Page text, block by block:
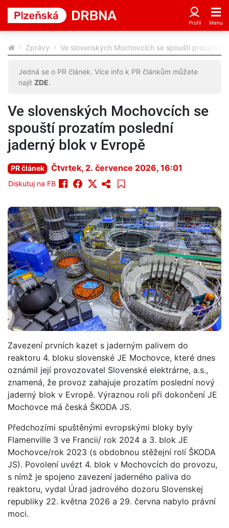
Zprávy Ve slovenských Mochovcích se spouští prozatím
Jedná se o PR článek. Více info k PR článkům můžete
najít ZDE.
Ve slovenských Mochovcích se
spouští prozatím poslední
jaderný blok v Evropě
PR článek Čtvrtek, 2. července 2026, 16:01
Diskutuj na FB
Zavezení prvních kazet s jaderným palivem do
reaktoru 4. bloku slovenské JE Mochovce, které dnes
oznámil její provozovatel Slovenské elektrárne, a.s.,
znamená, že provoz zahajuje prozatím poslední nový
jaderný blok v Evropě. Výraznou roli při dokončení JE
Mochovce má česká ŠKODA JS.
Předchozími spuštěnými evropskými bloky byly
Flamenville 3 ve Francii/ rok 2024 a 3. blok JE
Mochovce/rok 2023 (s obdobnou stěžejní rolí ŠKODA
JS). Povolení uvézt 4. blok v Mochovcích do provozu,
s nímž je spojeno zavezení jaderného paliva do
reaktoru, vydal Úrad jadrového dozoru Slovenskej
republiky 22. května 2026 a 29. června nabylo právní
moci.